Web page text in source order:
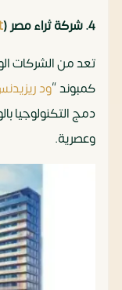
4. شركة ثراء مصر (
تعد من الشركات
كمبوند “ود
دمج التكنولوجيا
وعصرية.